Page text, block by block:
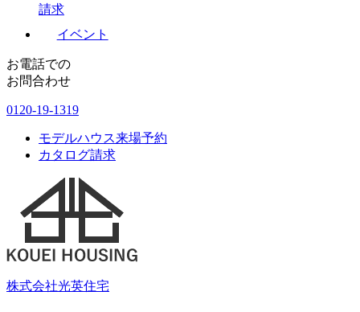
請求
イベント
お電話での
お問合わせ
0120-19-1319
モデルハウス来場予約
カタログ請求
株式会社光英住宅